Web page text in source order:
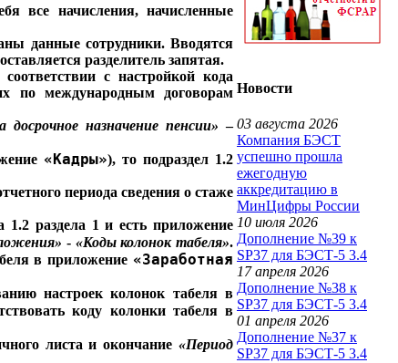
все начисления, начисленные
данные сотрудники. Вводятся
разделитель запятая.
с настройкой кода
по международным договорам
назначение пенсии» –
«Кадры»), то подраздел 1.2
периода сведения о стаже
1.2 раздела 1 и есть приложение
- «Коды колонок табеля».
в приложение «Заработная
настроек колонок табеля в
коду колонки табеля в
листа и окончание «Период
Новости
03 августа 2026
Компания БЭСТ
успешно прошла
ежегодную
аккредитацию в
МинЦифры России
10 июля 2026
Дополнение №39 к
SP37 для БЭСТ-5 3.4
17 апреля 2026
Дополнение №38 к
SP37 для БЭСТ-5 3.4
01 апреля 2026
Дополнение №37 к
SP37 для БЭСТ-5 3.4